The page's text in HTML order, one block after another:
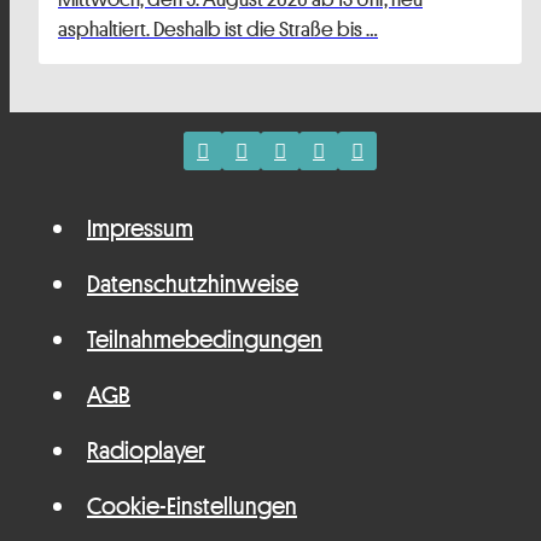
asphaltiert. Deshalb ist die Straße bis …
Impressum
Datenschutzhinweise
Teilnahmebedingungen
AGB
Radioplayer
Cookie-Einstellungen